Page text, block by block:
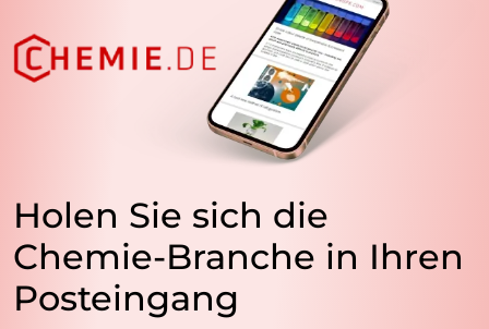
Holen Sie sich die
Chemie-Branche in Ihren
Posteingang